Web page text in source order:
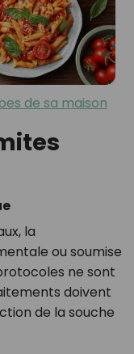
de sa maison
la
ou soumise
ne sont
doivent
de la souche